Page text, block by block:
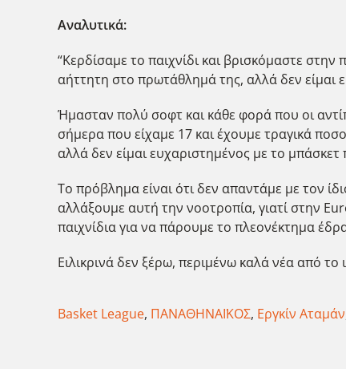
Αναλυτικά:
“Κερδίσαμε το παιχνίδι και βρισκόμαστε
αήττητη στο πρωτάθλημά της, αλλά δεν
Ήμασταν πολύ σοφτ και κάθε φορά που οι
σήμερα που είχαμε 17 και έχουμε τραγικά
αλλά δεν είμαι ευχαριστημένος με το μπάσκετ
Το πρόβλημα είναι ότι δεν απαντάμε με τον
αλλάξουμε αυτή την νοοτροπία, γιατί στην
παιχνίδια για να πάρουμε το πλεονέκτημα
Ειλικρινά δεν ξέρω, περιμένω καλά νέα από το
Basket League, ΠΑΝΑΘΗΝΑΪΚΟΣ, Εργκίν Αταμάν